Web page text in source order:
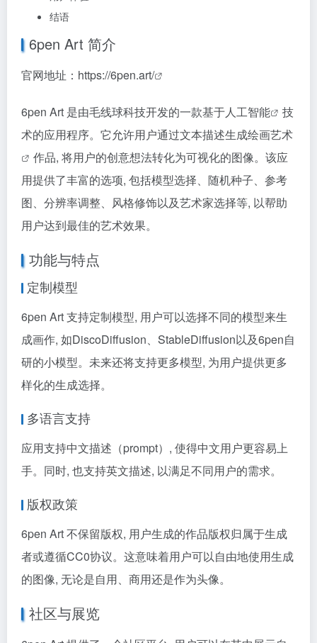
结语
6pen Art 简介
官网地址： https://6pen.art/
6pen Art 是由毛线球科技开发的一款基于人工智能
技
术的应用程序。它允许用户通过文本描述生成绘画艺术
作品, 将用户的创意想法转化为可视化的图像。该应
用提供了丰富的选项, 包括模型选择、随机种子、参考
图、分辨率调整、风格修饰以及艺术家选择等, 以帮助
用户达到最佳的艺术效果。
功能与特点
定制模型
6pen Art 支持定制模型, 用户可以选择不同的模型来生
成画作, 如DiscoDiffusion、StableDiffusion以及6pen自
研的小模型。未来还将支持更多模型, 为用户提供更多
样化的生成选择。
多语言支持
应用支持中文描述（prompt）, 使得中文用户更容易上
手。同时, 也支持英文描述, 以满足不同用户的需求。
版权政策
6pen Art 不保留版权, 用户生成的作品版权归属于生成
者或遵循CC0协议。这意味着用户可以自由地使用生成
的图像, 无论是自用、商用还是作为头像。
社区与展览